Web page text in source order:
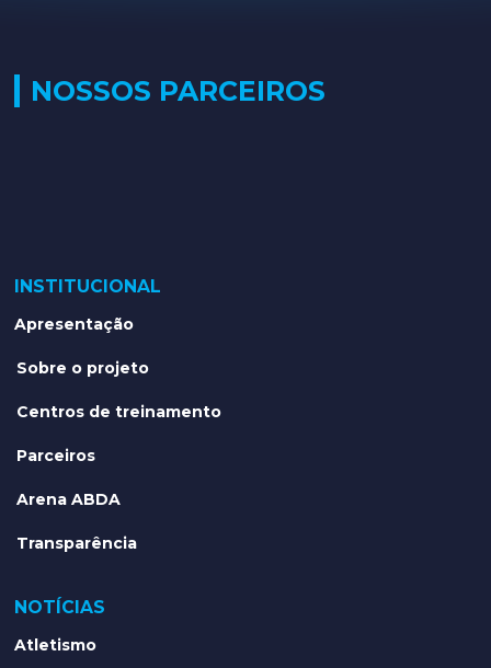
NOSSOS PARCEIROS
INSTITUCIONAL
Apresentação
Sobre o projeto
Centros de treinamento
Parceiros
Arena ABDA
Transparência
NOTÍCIAS
Atletismo